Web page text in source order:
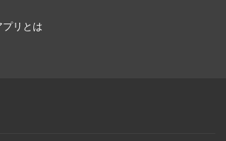
リとは